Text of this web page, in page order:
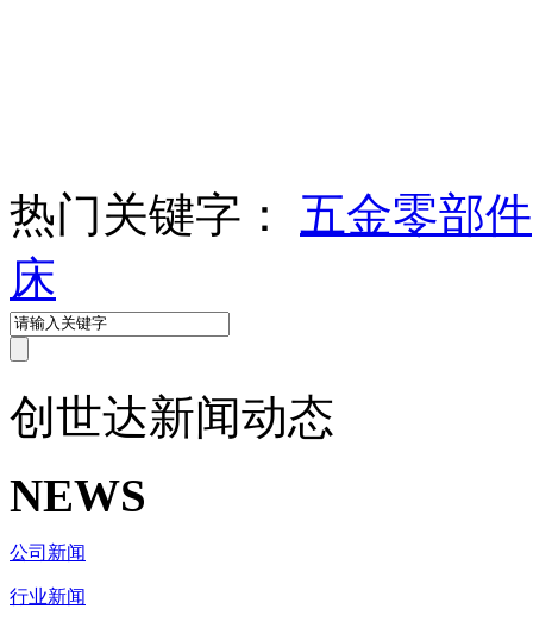
热门关键字：
五金零部件
床
创世达新闻动态
NEWS
公司新闻
行业新闻